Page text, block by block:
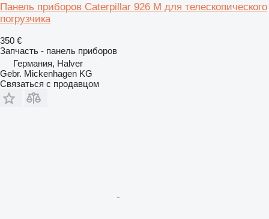
Панель приборов Caterpillar 926 M для телескопического
погрузчика
350 €
Запчасть - панель приборов
Германия, Halver
Gebr. Mickenhagen KG
Связаться с продавцом